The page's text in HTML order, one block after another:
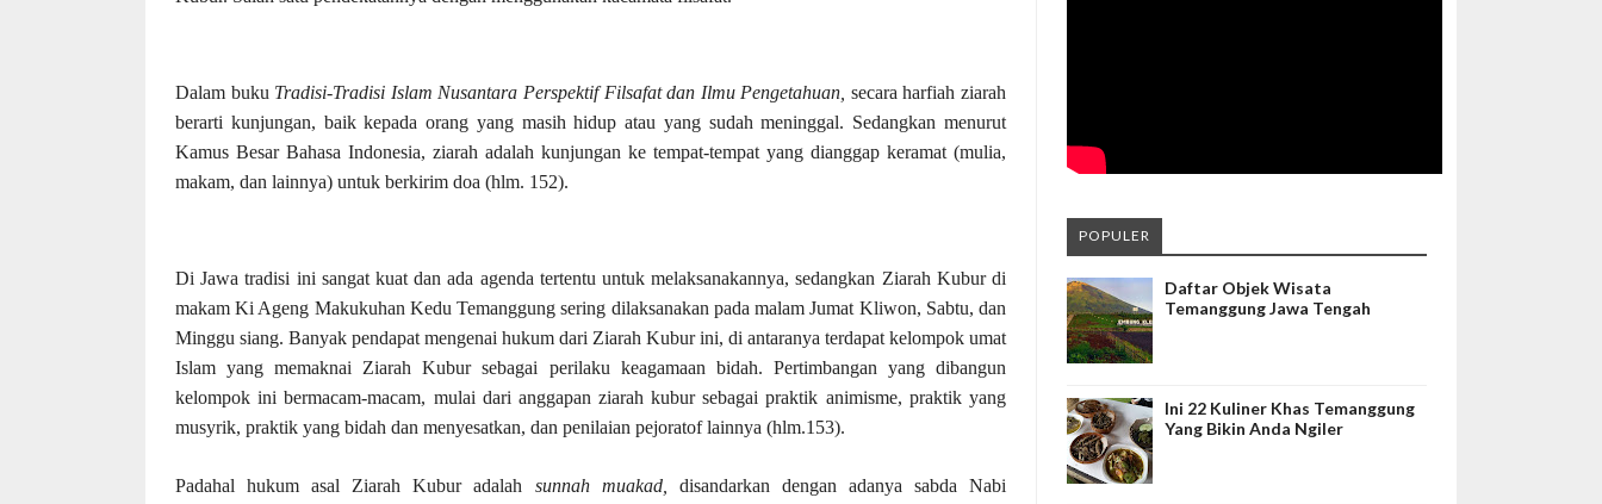
Dalam buku Tradisi-Tradisi Islam Nusantara Perspektif Filsafat dan Ilmu Pengetahuan, secara harfiah ziarah
berarti kunjungan, baik kepada orang yang masih hidup atau yang sudah meninggal. Sedangkan menurut
Kamus Besar Bahasa Indonesia, ziarah adalah kunjungan ke tempat-tempat yang dianggap keramat (mulia,
makam, dan lainnya) untuk berkirim doa (hlm. 152).
Di Jawa tradisi ini sangat kuat dan ada agenda tertentu untuk melaksanakannya, sedangkan Ziarah Kubur di
makam Ki Ageng Makukuhan Kedu Temanggung sering dilaksanakan pada malam Jumat Kliwon, Sabtu, dan
Minggu siang. Banyak pendapat mengenai hukum dari Ziarah Kubur ini, di antaranya terdapat kelompok umat
Islam yang memaknai Ziarah Kubur sebagai perilaku keagamaan bidah. Pertimbangan yang dibangun
kelompok ini bermacam-macam, mulai dari anggapan ziarah kubur sebagai praktik animisme, praktik yang
musyrik, praktik yang bidah dan menyesatkan, dan penilaian pejoratof lainnya (hlm.153).
Padahal hukum asal Ziarah Kubur adalah sunnah muakad,
disandarkan dengan adanya sabda Nabi
POPULER
Daftar Objek Wisata
Temanggung Jawa Tengah
Ini 22 Kuliner Khas Temanggung
Yang Bikin Anda Ngiler